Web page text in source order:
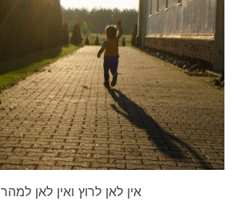
אין לאן לרוץ ואין לאן למהר